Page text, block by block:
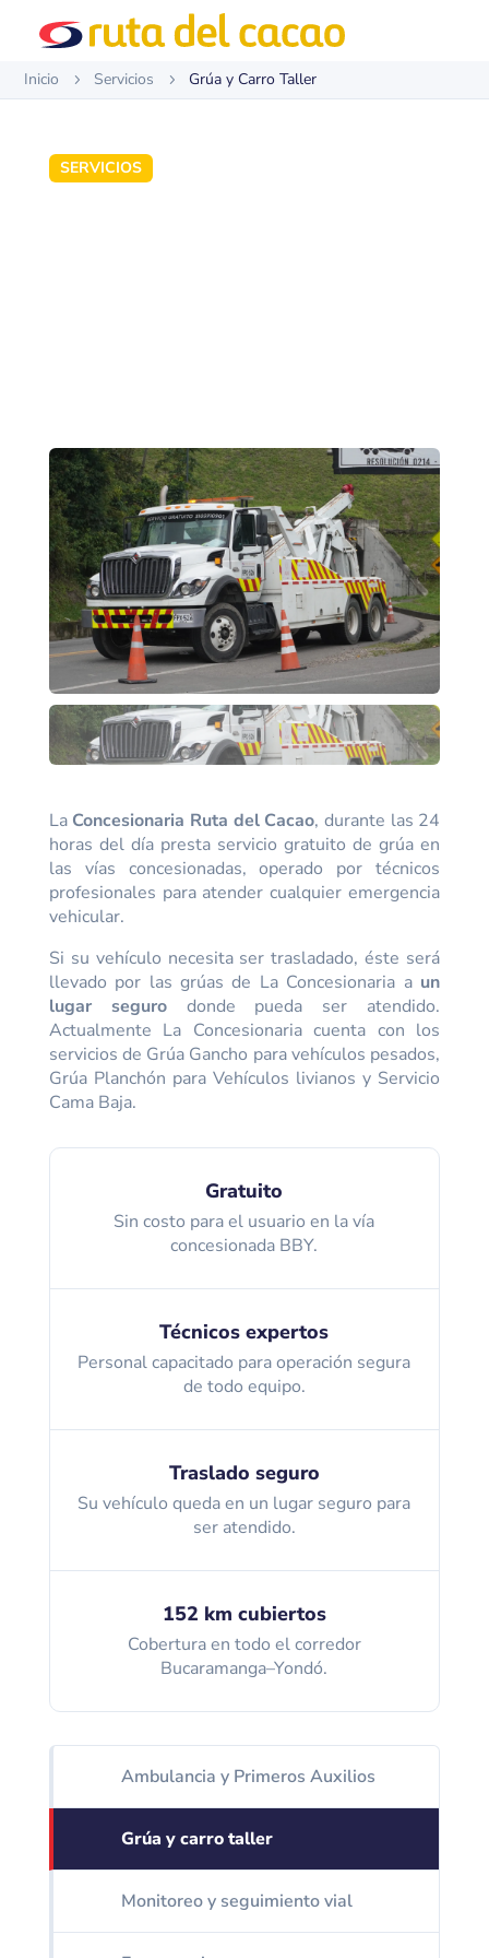
Inicio 5 Servicios 5 Grúa y Carro Taller
SERVICIOS
La Concesionaria Ruta del Cacao, durante las 24
horas del día presta servicio gratuito de grúa en
las vías concesionadas, operado por técnicos
profesionales para atender cualquier emergencia
vehicular.
Si su vehículo necesita ser trasladado, éste será
llevado por las grúas de La Concesionaria a un
lugar segurodonde pueda ser atendido.
Actualmente La Concesionaria cuenta con los
servicios de Grúa Gancho para vehículos pesados,
Grúa Planchón para Vehículos livianos y Servicio
Cama Baja.
Gratuito
Sin costo para el usuario en la vía
concesionada BBY.
Técnicos expertos
Personal capacitado para operación segura
de todo equipo.
Traslado seguro
Su vehículo queda en un lugar seguro para
ser atendido.
152 km cubiertos
Cobertura en todo el corredor
Bucaramanga–Yondó.
Ambulancia y Primeros Auxilios
Grúa y carro taller
Monitoreo y seguimiento vial